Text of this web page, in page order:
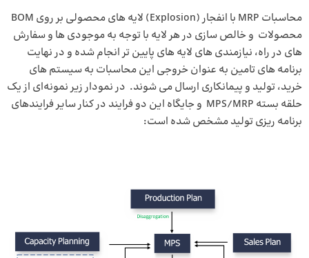
محاسبات MRP با انفجار (Explosion) لایه های محصولی بر روی BOM
محصولات و خالص سازی در هر لایه با توجه به موجودی ها و سفارش
های در راه، نیازمندی های لایه های پایین تر انجام شده و در نهایت
برنامه های تامین به عنوان خروجی این محاسبات به سیستم های
خرید، تولید و پیمانکاری ارسال می شوند. در نمودار زیر نمونه‌ای از یک
حلقه بسته MPS/MRP و جایگاه این دو فرایند در کنار سایر فرایندهای
برنامه ریزی تولید مشخص شده است: